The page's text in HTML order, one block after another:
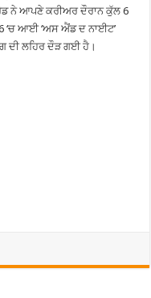
ਨੇ ਆਪਣੇ ਕਰੀਅਰ ਦੌਰਾਨ ਕੁੱਲ 6
‘ਚ ਆਈ ‘ਅਸ ਐਂਡ ਦ ਨਾਈਟ’
ਦੀ ਲਹਿਰ ਦੌੜ ਗਈ ਹੈ।